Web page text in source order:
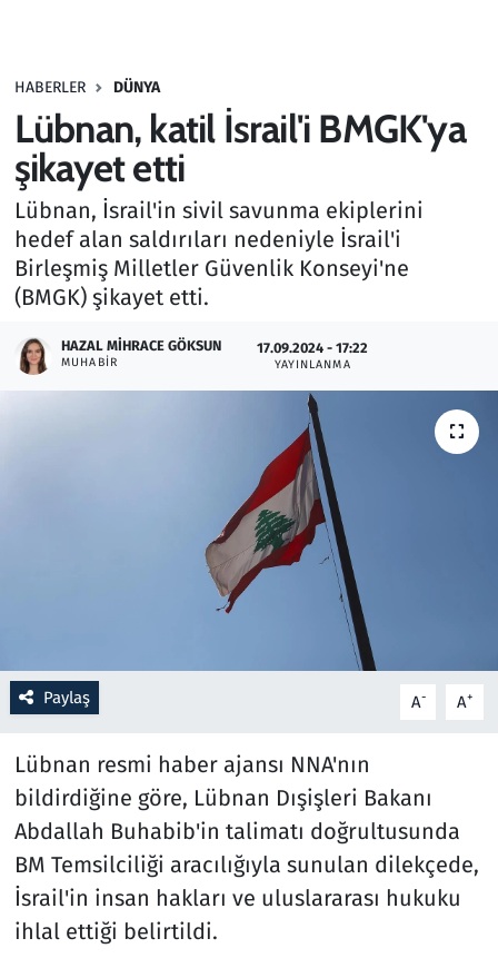
HABERLER DÜNYA
Lübnan, katil İsrail'i BMGK'ya
şikayet etti
Lübnan, İsrail'in sivil savunma ekiplerini
hedef alan saldırıları nedeniyle İsrail'i
Birleşmiş Milletler Güvenlik Konseyi'ne
(BMGK) şikayet etti.
HAZAL MIHRACE GÖKSUN
MUHABIR
17.09.2024 - 17:22
YAYINLANMA
Paylaş A- A+
Lübnan resmi haber ajansı NNA'nın
bildirdiğine göre, Lübnan Dışişleri Bakanı
Abdallah Buhabib'in talimatı doğrultusunda
BM Temsilciliği aracılığıyla sunulan dilekçede,
İsrail'in insan hakları ve uluslararası hukuku
ihlal ettiği belirtildi.
Haber
Kültür Sanat
Kurumsal Haberler
Lezzet Durağı
Savunma Sanayi
Seçim 2023
Spor
Teknoloji ve Bilim
Televizyon